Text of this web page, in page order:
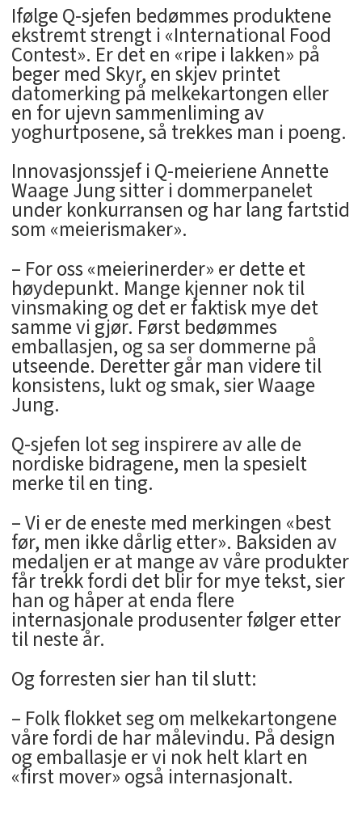
Ifølge Q-sjefen bedømmes produktene
ekstremt strengt i «International Food
Contest». Er det en «ripe i lakken» på
beger med Skyr, en skjev printet
datomerking på melkekartongen eller
en for ujevn sammenliming av
yoghurtposene, så trekkes man i poeng.
Innovasjonssjef i Q-meieriene Annette
Waage Jung sitter i dommerpanelet
under konkurransen og har lang fartstid
som «meierismaker».
– For oss «meierinerder» er dette et
høydepunkt. Mange kjenner nok til
vinsmaking og det er faktisk mye det
samme vi gjør. Først bedømmes
emballasjen, og sa ser dommerne på
utseende. Deretter går man videre til
konsistens, lukt og smak, sier Waage
Jung.
Q-sjefen lot seg inspirere av alle de
nordiske bidragene, men la spesielt
merke til en ting.
– Vi er de eneste med merkingen «best
før, men ikke dårlig etter». Baksiden av
medaljen er at mange av våre produkter
får trekk fordi det blir for mye tekst, sier
han og håper at enda flere
internasjonale produsenter følger etter
til neste år.
Og forresten sier han til slutt:
– Folk flokket seg om melkekartongene
våre fordi de har målevindu. På design
og emballasje er vi nok helt klart en
«first mover» også internasjonalt.